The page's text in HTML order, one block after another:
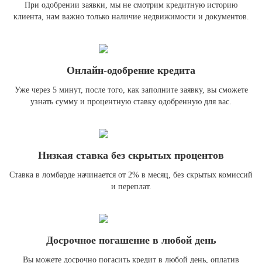
При одобрении заявки, мы не смотрим кредитную историю
клиента, нам важно только наличие недвижимости и документов.
Онлайн-одобрение кредита
Уже через 5 минут, после того, как заполните заявку, вы сможете
узнать сумму и процентную ставку одобренную для вас.
Низкая ставка без скрытых процентов
Ставка в ломбарде начинается от 2% в месяц, без скрытых комиссий
и переплат.
Досрочное погашение в любой день
Вы можете досрочно погасить кредит в любой день, оплатив